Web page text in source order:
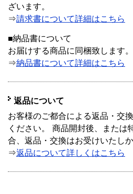
ざいます。
⇒請求書について詳細はこちら
■納品書について
お届けする商品に同梱致します。
⇒納品書について詳細はこちら
返品について
お客様のご都合による返品・交
ください。 商品開封後、または
合、返品・交換はお受けいたし
⇒返品について詳しくはこちら